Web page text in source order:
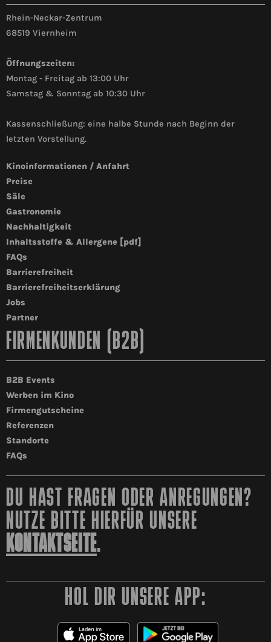
Rhein-Neckar-Zentrum
68519 Viernheim
Öffnungszeiten:
Montag - Freitag ab 13:00 Uhr
Samstag & Sonntag ab 10:30 Uhr
Kassenschließung: eine halbe Stunde nach Beginn der
letzten Vorstellung.
Kinoinformationen / Anfahrt
Preise
Säle
Gastronomie
Nachhaltigkeit
Inhaltsstoffe & Allergene [pdf]
FAQs
Barrierefreiheit
Barrierefreiheitserklärung
Jobs
Partner
FIRMENKUNDEN (B2B)
B2B Events
Werben im Kino
Firmengutscheine
Referenzen
Standorte
FAQs
DU HAST FRAGEN ODER ANREGUNGEN?
NUTZE BITTE HIERFÜR UNSERE
KONTAKTSEITE.
HOL DIR UNSERE APP: